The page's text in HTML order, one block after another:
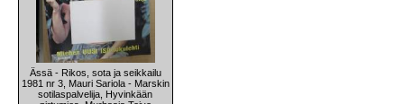
Ässä - Rikos, sota ja seikkailu
1981 nr 3, Mauri Sariola - Marskin
sotilaspalvelija, Hyvinkään